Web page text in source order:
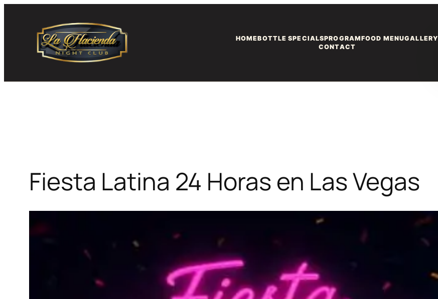
content
HOMEBOTTLE SPECIALSPROGRAMFOOD MENUGALLERY
CONTACT
Fiesta Latina 24 Horas en Las Vegas